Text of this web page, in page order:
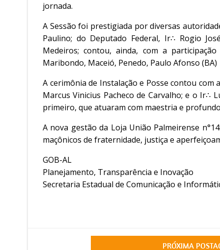
jornada.
A Sessão foi prestigiada por diversas
Paulino; do Deputado Federal, Ir∴ Rogio
Medeiros; contou, ainda, com a
Maribondo, Maceió, Penedo, Paulo Afonso (BA)
A cerimônia de Instalação e Posse contou
Marcus Vinicius Pacheco de Carvalho; e o Ir∴
primeiro, que atuaram com maestria e
A nova gestão da Loja União Palmeirense
maçônicos de fraternidade, justiça e
GOB-AL
Planejamento, Transparência e Inovação
Secretaria Estadual de Comunicação e
PRÓXIMA